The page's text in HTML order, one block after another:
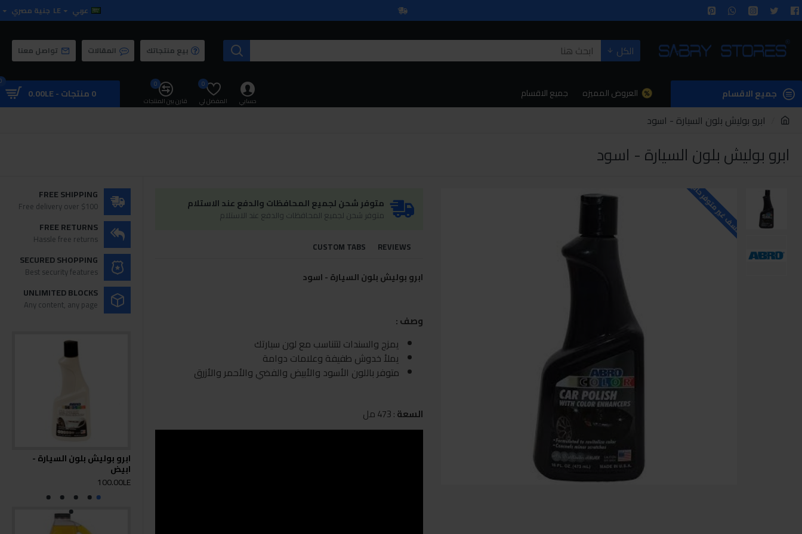
عربي LE جنية مصري
الكل بيع منتجاتك المقالات تواصل معنا
جميع الاقسام العروض المميزه جميع الاقسام
حسابي المفضل لي
0
قارن بين المنتجات
0
0 منتجات - 0.00LE
ابرو بوليش بلون السيارة - اسود
ابرو بوليش بلون السيارة - اسود
للاسف غير متوفر حاليا متوفر شحن لجميع المحافظات والدفع عند الاستلام
متوفر شحن لجميع المحافظات والدفع عند الاستلام
REVIEWS
CUSTOM TABS
ابرو بوليش بلون السيارة - اسود
وصف :
يمزج والسندات لتتناسب مع لون سيارتك
يملأ خدوش طفيفة وعلامات دوامة
متوفر باللون الأسود والأبيض والفضي والأحمر والأزرق
السعة: 473 مل
FREE SHIPPING
Free delivery over $100
FREE RETURNS
Hassle free returns
SECURED SHOPPING
Best security features
UNLIMITED BLOCKS
Any content, any page
ابرو بوليش بلون السيارة -
ابيض
100.00LE